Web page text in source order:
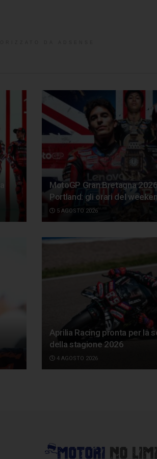
MotoGP Gran Bretagna
Portland: gli orari del
5 AGOSTO 2026
Aprilia Racing pronta per la
della stagione 2026
4 AGOSTO 2026